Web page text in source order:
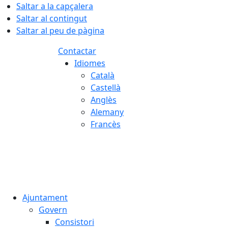
Saltar a la capçalera
Saltar al contingut
Saltar al peu de pàgina
Contactar
Idiomes
Català
Castellà
Anglès
Alemany
Francès
Ajuntament
Govern
Consistori